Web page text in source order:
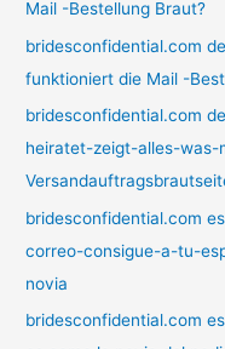
Mail -Bestellung Braut?
bridesconfidential.com
funktioniert die Mail -
bridesconfidential.com
heiratet-zeigt-alles-was-
bridesconfidential.com
correo-consigue-a-tu-
novia
bridesconfidential.com